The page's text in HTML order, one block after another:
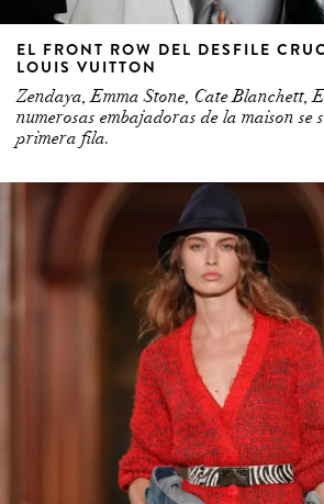
EL FRONT ROW DEL DESFILE
LOUIS VUITTON
Zendaya, Emma Stone, Cate Blanchett,
numerosas embajadoras de la maison se
primera fila.